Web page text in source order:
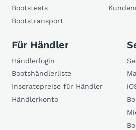
Bootstests
Bootstransport
Für Händler
Händlerlogin
Bootshändlerliste
Inseratepreise für Händler
Händlerkonto